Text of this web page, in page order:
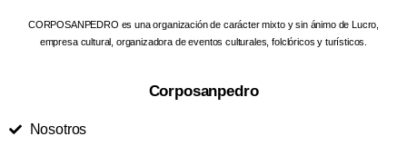
CORPOSANPEDRO es una organización de carácter mixto y sin ánimo de Lucro,
empresa cultural, organizadora de eventos culturales, folclóricos y turísticos.
Corposanpedro
Nosotros